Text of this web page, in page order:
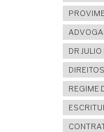
DR
REGIME